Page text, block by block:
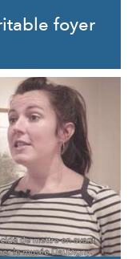
foyer